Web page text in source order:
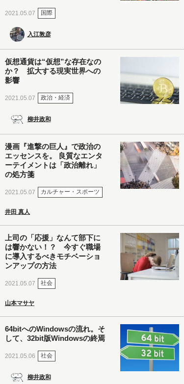
2021.05.07 国際
入江敦彦
仮想通貨は“仮想”な存在なの
か？ 拡大する現実世界への
影響
2021.05.07 政治・経済
柳井政和
漫画『進撃の巨人』で政治の
エッセンスを。 良質なエンタ
ーテイメントは「政治離れ」
の処方箋
2021.05.07 カルチャー・スポーツ
井田 真人
上司の「応援」なんて部下に
は響かない！？ 今すぐ職場
に導入するべきモチベーショ
ンアップの方法
2021.05.07 社会
山本マサヤ
64bitへのWindowsの流れ。そ
して、32bit版Windowsの終焉
2021.05.06 社会
柳井政和